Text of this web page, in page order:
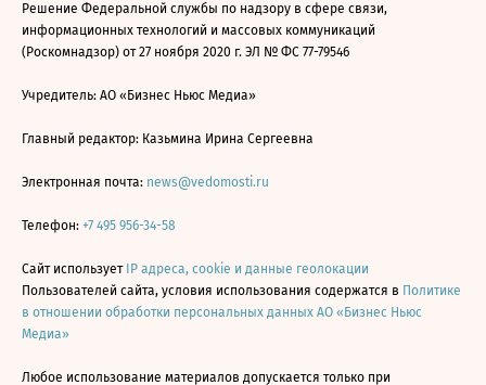
Решение Федеральной службы по надзору в сфере связи,
информационных технологий и массовых коммуникаций
(Роскомнадзор) от 27 ноября 2020 г. ЭЛ № ФС 77-79546
Учредитель: АО «Бизнес Ньюс Медиа»
Главный редактор: Казьмина Ирина Сергеевна
Электронная почта: news@vedomosti.ru
Телефон: +7 495 956-34-58
Сайт использует IP адреса, cookie и данные геолокации
Пользователей сайта, условия использования содержатся в Политике
в отношении обработки персональных данных АО «Бизнес Ньюс
Медиа»
Любое использование материалов допускается только при